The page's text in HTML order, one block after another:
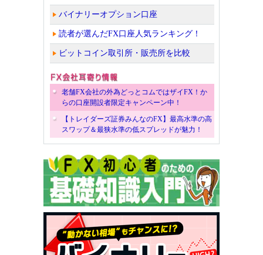
バイナリーオプション口座
読者が選んだFX口座人気ランキング！
ビットコイン取引所・販売所を比較
老舗FX会社の外為どっとコムではザイFX！か
らの口座開設者限定キャンペーン中！
【トレイダーズ証券みんなのFX】最高水準の高
スワップ＆最狭水準の低スプレッドが魅力！